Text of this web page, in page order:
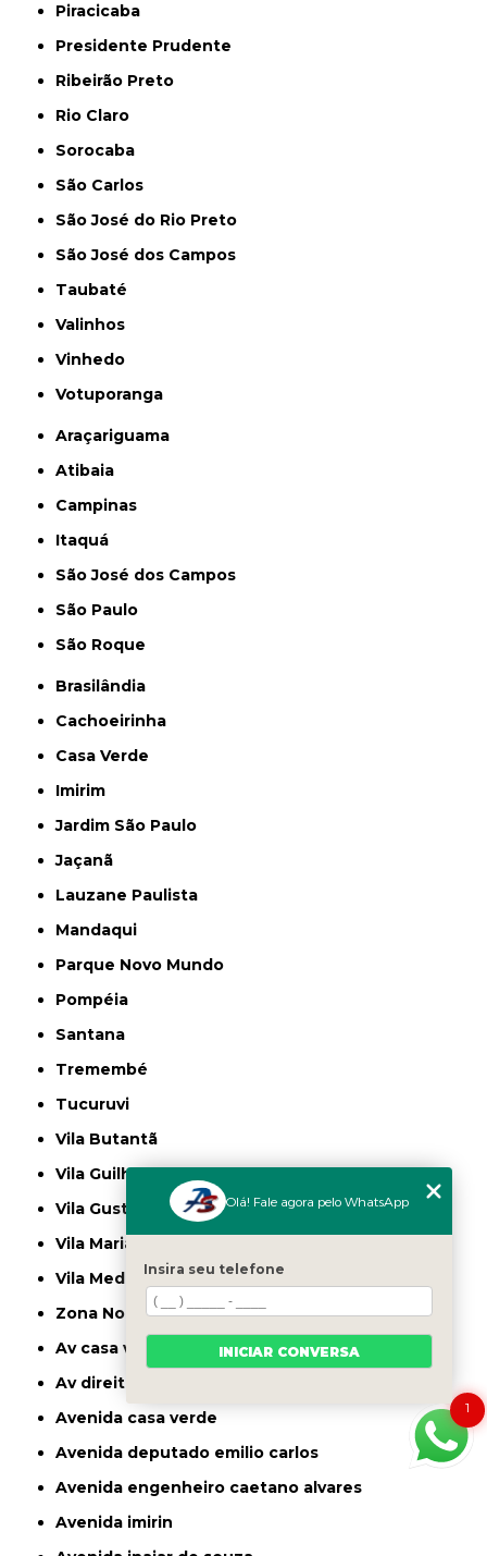
Piracicaba
Presidente Prudente
Ribeirão Preto
Rio Claro
Sorocaba
São Carlos
São José do Rio Preto
São José dos Campos
Taubaté
Valinhos
Vinhedo
Votuporanga
Araçariguama
Atibaia
Campinas
Itaquá
São José dos Campos
São Paulo
São Roque
Brasilândia
Cachoeirinha
Casa Verde
Imirim
Jardim São Paulo
Jaçanã
Lauzane Paulista
Mandaqui
Parque Novo Mundo
Pompéia
Santana
Tremembé
Tucuruvi
Vila Butantã
Vila Guilherme
Vila Gustavo
Vila Maria
Vila Medeiros
Zona Norte
av casa verde
av direitos humanos
avenida casa verde
avenida deputado emilio carlos
avenida engenheiro caetano alvares
avenida imirin
1
Olá! Fale agora pelo WhatsApp
Insira seu telefone
INICIAR CONVERSA